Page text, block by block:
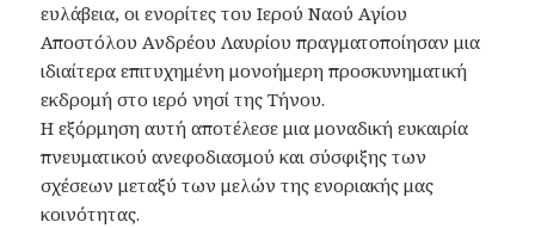
ευλάβεια, οι ενορίτες του Ιερού Ναού Αγίου
Αποστόλου Ανδρέου Λαυρίου πραγματοποίησαν μια
ιδιαίτερα επιτυχημένη μονοήμερη προσκυνηματική
εκδρομή στο ιερό νησί της Τήνου.
​Η εξόρμηση αυτή αποτέλεσε μια μοναδική ευκαιρία
πνευματικού ανεφοδιασμού και σύσφιξης των
σχέσεων μεταξύ των μελών της ενοριακής μας
κοινότητας.